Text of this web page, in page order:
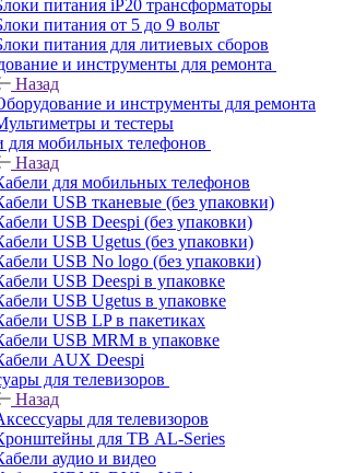
питания iP20 трансформаторы
питания от 5 до 9 вольт
питания для литиевых сборов
и инструменты для ремонта
Назад
и инструменты для ремонта
и тестеры
для мобильных телефонов
Назад
для мобильных телефонов
USB тканевые (без упаковки)
USB Deespi (без упаковки)
USB Ugetus (без упаковки)
USB No logo (без упаковки)
USB Deespi в упаковке
USB Ugetus в упаковке
USB LP в пакетиках
USB MRM в упаковке
AUX Deespi
для телевизоров
Назад
для телевизоров
для ТВ AL-Series
аудио и видео